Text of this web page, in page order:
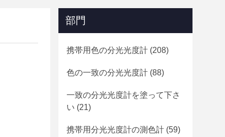
部門
携帯用色の分光光度計 (208)
色の一致の分光光度計 (88)
一致の分光光度計を塗って下さ
い (21)
携帯用分光光度計の測色計 (59)